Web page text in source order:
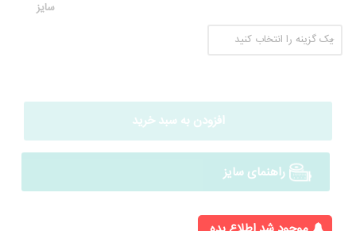
سایز
افزودن به سبد خرید
راهنمای سایز